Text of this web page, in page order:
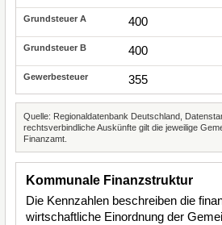
400
400
355
Quelle: Regionaldatenbank Deutschland,
rechtsverbindliche Auskünfte gilt die jeweilige
Finanzamt.
Kommunale Finanzstruktur
Die Kennzahlen beschreiben die
wirtschaftliche Einordnung der